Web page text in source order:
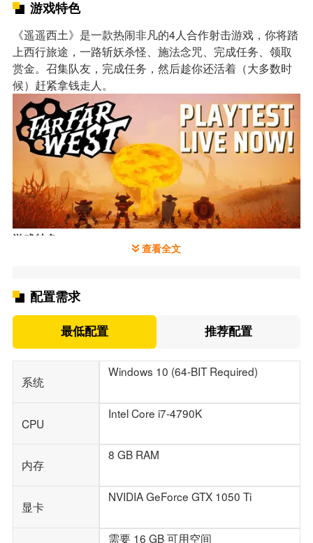
游戏特色
《遥遥西土》是一款热闹非凡的4人合作射击游戏，你将踏
上西行旅途，一路斩妖杀怪、施法念咒、完成任务、领取
赏金。召集队友，完成任务，然后趁你还活着（大多数时
候）赶紧拿钱走人。
游戏特色
任务，体验团队合作的紧张刺激。
‌多样化敌人‌：
游戏环境包括酒馆、沙漠、矿井和幽灵列车，敌人类型多
样，如骷髅和风暴，增加挑战性。
玩家可在左轮手枪和火球术间无缝切换，个性化装备和法
术组合，提升战斗灵活性。
‌个性化角色定制‌：
通过交易升级枪支、法术和技能，玩家可选择伤害、治疗
查看全文
配置需求
最低配置 推荐配置
系统
Windows 10 (64-BIT Required)
CPU
Intel Core i7-4790K
内存
8 GB RAM
显卡
NVIDIA GeForce GTX 1050 Ti
需要 16 GB 可用空间